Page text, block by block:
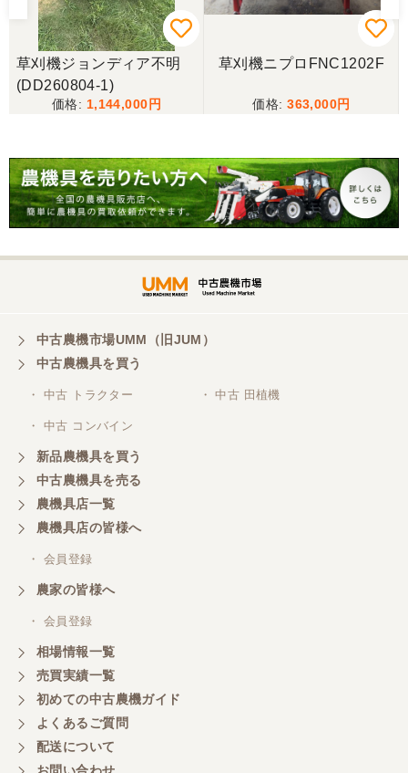
山梨県／今井基史
この度は、迅速な対応ありがとうございました。た
だ、メールに記載の配達の受け取りについてタイム
ラグがあり少しとまどいましたので、星をひとつの
山梨県／
迅速丁寧にご対応くださいました。この度はありが
です。
山梨県／井上農場
このたびはお取引ありがとうございました。 梱包も
山梨県／
商談成立の連絡をいたいておりません。
山梨県／中川
このたびは、ありがとうございました。
山梨県／好ちゃん
大変いい商品で草刈り作業で活躍しています
草刈機ジョンディア不明
(DD260804-1)
1,144,000
草刈機ニプロFNC1202F
363,000
中古農機市場UMM（旧JUM）
中古農機具を買う
・ 中古 トラクター ・ 中古 田植機
・ 中古 コンバイン
新品農機具を買う
中古農機具を売る
農機具店一覧
農機具店の皆様へ
・ 会員登録
農家の皆様へ
・ 会員登録
相場情報一覧
売買実績一覧
初めての中古農機ガイド
よくあるご質問
配送について